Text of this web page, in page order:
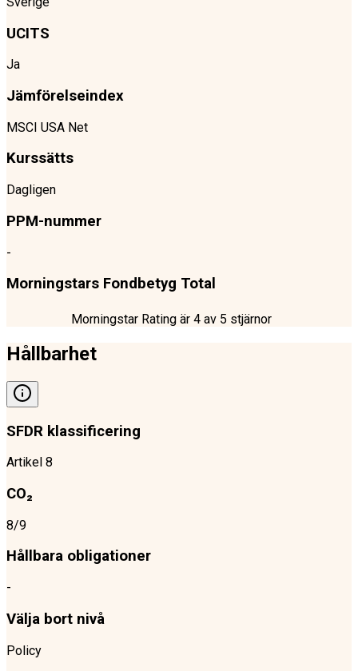
UCITS
Ja
Jämförelseindex
MSCI USA Net
Kurssätts
Dagligen
PPM-nummer
-
Morningstars Fondbetyg Total
Morningstar Rating är 4 av 5 stjärnor
Hållbarhet
SFDR klassificering
Artikel 8
CO₂
8/9
Hållbara obligationer
-
Välja bort nivå
Policy